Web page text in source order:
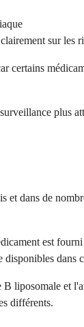
sur les
certains
dans de
est
dans
et
différents.